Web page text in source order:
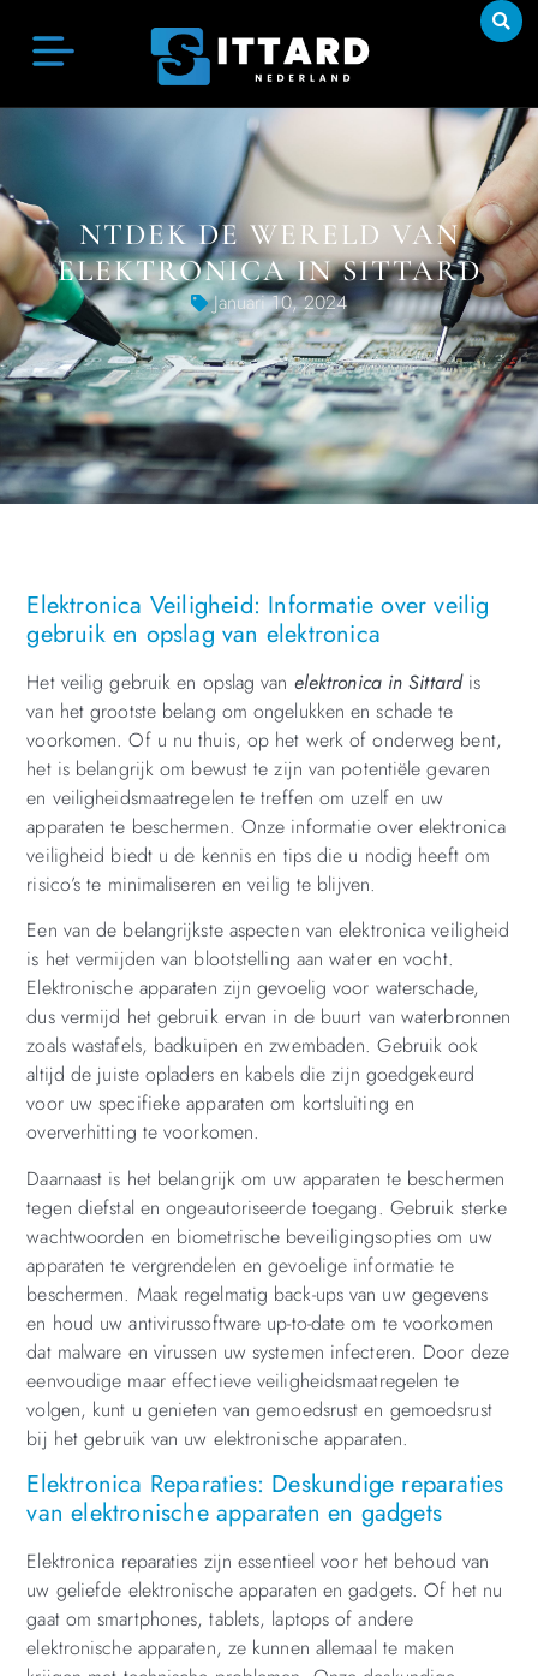
NTDEK DE WERELD VAN
ELEKTRONICA IN SITTARD
Januari 10, 2024
Elektronica Veiligheid: Informatie over veilig
gebruik en opslag van elektronica
Het veilig gebruik en opslag van elektronica in Sittardis
van het grootste belang om ongelukken en schade te
voorkomen. Of u nu thuis, op het werk of onderweg bent,
het is belangrijk om bewust te zijn van potentiële gevaren
en veiligheidsmaatregelen te treffen om uzelf en uw
apparaten te beschermen. Onze informatie over elektronica
veiligheid biedt u de kennis en tips die u nodig heeft om
risico’s te minimaliseren en veilig te blijven.
Een van de belangrijkste aspecten van elektronica veiligheid
is het vermijden van blootstelling aan water en vocht.
Elektronische apparaten zijn gevoelig voor waterschade,
dus vermijd het gebruik ervan in de buurt van waterbronnen
zoals wastafels, badkuipen en zwembaden. Gebruik ook
altijd de juiste opladers en kabels die zijn goedgekeurd
voor uw specifieke apparaten om kortsluiting en
oververhitting te voorkomen.
Daarnaast is het belangrijk om uw apparaten te beschermen
tegen diefstal en ongeautoriseerde toegang. Gebruik sterke
wachtwoorden en biometrische beveiligingsopties om uw
apparaten te vergrendelen en gevoelige informatie te
beschermen. Maak regelmatig back-ups van uw gegevens
en houd uw antivirussoftware up-to-date om te voorkomen
dat malware en virussen uw systemen infecteren. Door deze
eenvoudige maar effectieve veiligheidsmaatregelen te
volgen, kunt u genieten van gemoedsrust en gemoedsrust
bij het gebruik van uw elektronische apparaten.
Elektronica Reparaties: Deskundige reparaties
van elektronische apparaten en gadgets
Elektronica reparaties zijn essentieel voor het behoud van
uw geliefde elektronische apparaten en gadgets. Of het nu
gaat om smartphones, tablets, laptops of andere
elektronische apparaten, ze kunnen allemaal te maken